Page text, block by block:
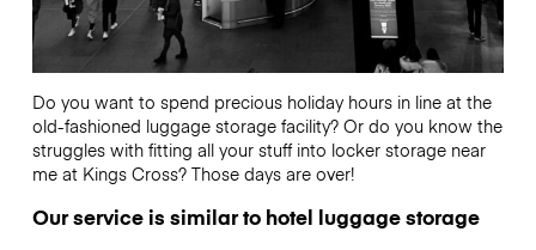
Do you want to spend precious holiday hours in line at the
old-fashioned luggage storage facility? Or do you know the
struggles with fitting all your stuff into locker storage near
me at Kings Cross? Those days are over!
Our service is similar to hotel luggage storage